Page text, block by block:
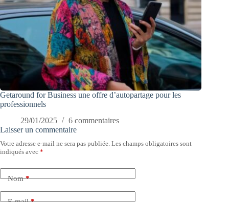
Getaround for Business une offre d’autopartage pour les
professionnels
29/01/2025
6 commentaires
Laisser un commentaire
Votre adresse e-mail ne sera pas publiée. Les champs obligatoires sont
indiqués avec *
Nom*